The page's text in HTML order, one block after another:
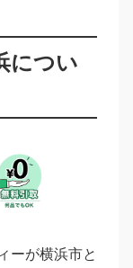
につい
ーが横浜市と